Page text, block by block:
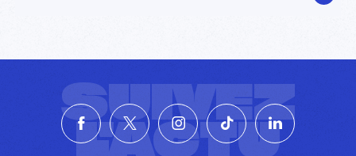
SUIVEZ
L'ACTU